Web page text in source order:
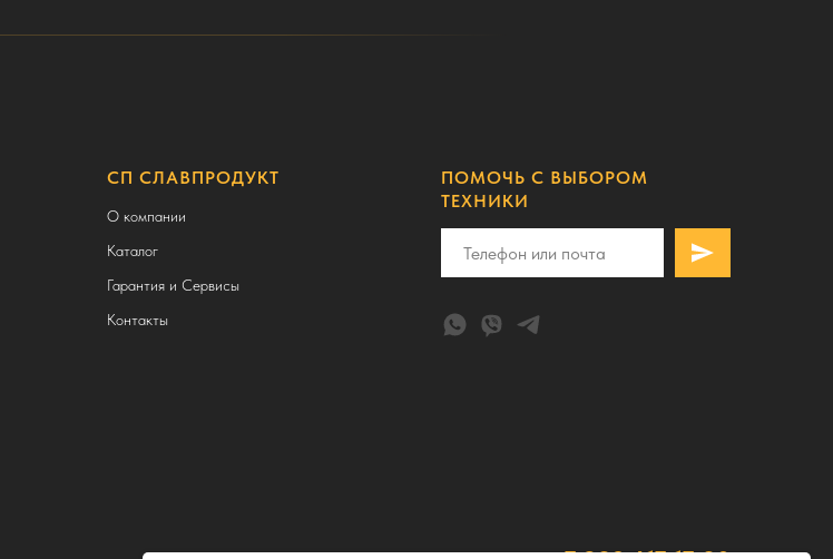
СП СЛАВПРОДУКТ
О компании
Каталог
Гарантия и Сервисы
Контакты
ПОМОЧЬ С ВЫБОРОМ
ТЕХНИКИ